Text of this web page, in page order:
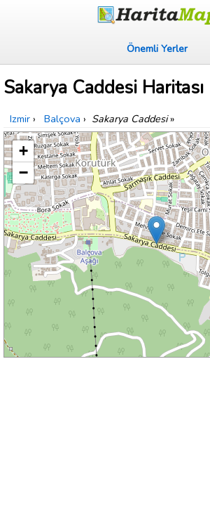
Önemli Yerler
Sakarya Caddesi Haritası
Izmir › Balçova › Sakarya Caddesi»
+
−